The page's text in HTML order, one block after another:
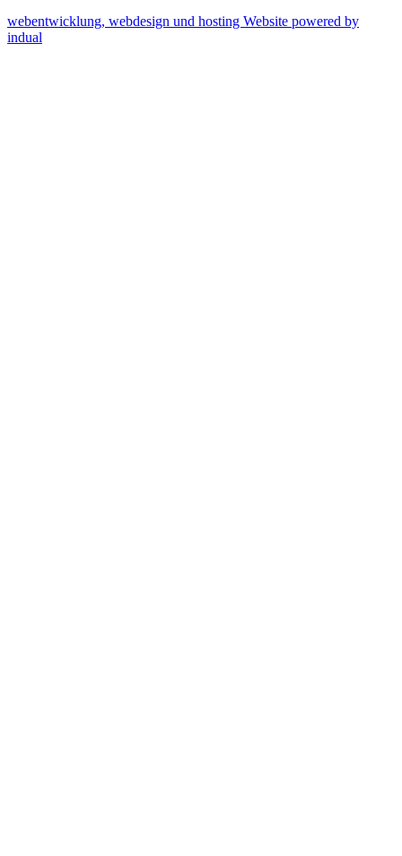
webentwicklung, webdesign und hosting Website powered by
indual